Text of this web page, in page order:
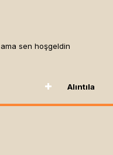
sen hoşgeldin
Alıntıla